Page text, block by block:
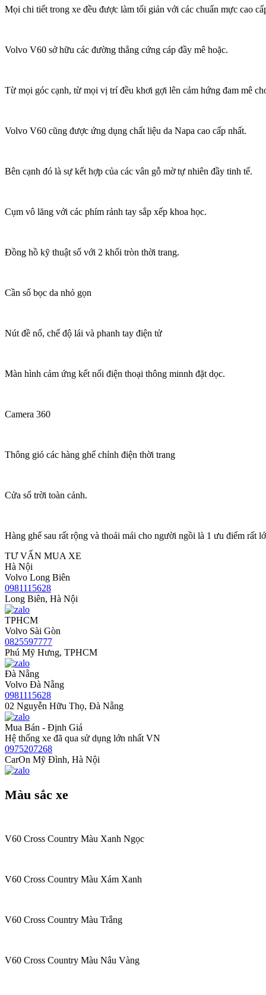
Mọi chi tiết trong xe đều được làm tối giản với các chuẩn mực cao
Volvo V60 sở hữu các đường thẳng cứng cáp đầy mê hoặc.
Từ mọi góc cạnh, từ mọi vị trí đều khơi gợi lên cảm hứng đam mê
Volvo V60 cũng được ứng dụng chất liệu da Napa cao cấp nhất.
Bên cạnh đó là sự kết hợp của các vân gỗ mờ tự nhiên đầy tinh tế.
Cụm vô lăng với các phím rảnh tay sắp xếp khoa học.
Đồng hồ kỹ thuật số với 2 khối tròn thời trang.
Cần số bọc da nhỏ gọn
Nút đề nổ, chế độ lái và phanh tay điện tử
Màn hình cảm ứng kết nối điện thoại thông minnh đặt dọc.
Camera 360
Thông gió các hàng ghế chỉnh điện thời trang
Cửa sổ trời toàn cảnh.
Hàng ghế sau rất rộng và thoải mái cho người ngồi là 1 ưu điểm rất
TƯ VẤN MUA XE
Hà Nội
Volvo Long Biên
0981115628
Long Biên, Hà Nội
TPHCM
Volvo Sài Gòn
0825597777
Phú Mỹ Hưng, TPHCM
Đà Nẵng
Volvo Đà Nẵng
0981115628
02 Nguyễn Hữu Thọ, Đà Nẵng
Mua Bán - Định Giá
Hệ thống xe đã qua sử dụng lớn nhất VN
0975207268
CarOn Mỹ Đình, Hà Nội
Màu sắc xe
V60 Cross Country Màu Xanh Ngọc
V60 Cross Country Màu Xám Xanh
V60 Cross Country Màu Trắng
V60 Cross Country Màu Nâu Vàng